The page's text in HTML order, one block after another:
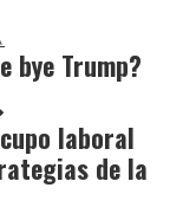
bye Trump?
laboral
de la